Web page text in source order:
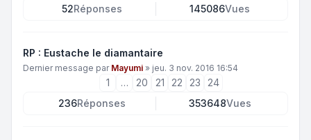
52Réponses 145086Vues
RP : Eustache le diamantaire
Dernier message par Mayumi » jeu. 3 nov. 2016 16:54
1 … 20 21 22 23
24
236Réponses 353648Vues